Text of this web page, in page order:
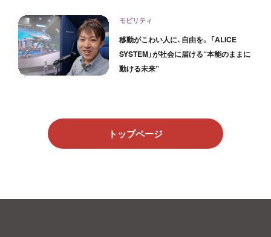
モビリティ
移動がこわい人に、自由を。 「ALICE
SYSTEM」が社会に届ける“本能のままに
動ける未来”
トップページ